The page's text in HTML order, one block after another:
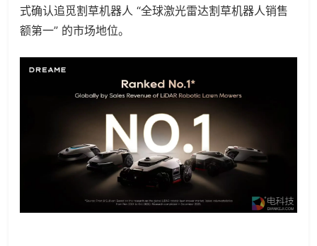
式确认追觅割草机器人 “全球激光雷达割草机器人销售
额第一” 的市场地位。